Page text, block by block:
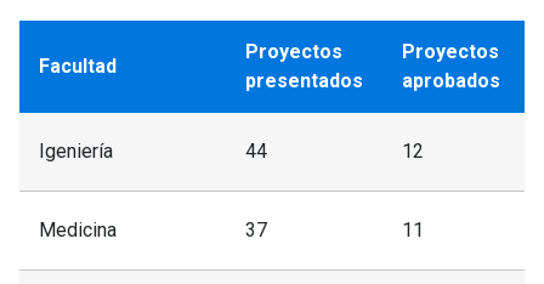
Facultad
Proyectos
presentados
Proyectos
aprobados
Igeniería 44 12
Medicina 37 11